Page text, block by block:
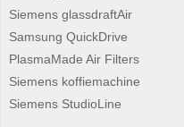
Siemens glassdraftAir
Samsung QuickDrive
PlasmaMade Air Filters
Siemens koffiemachine
Siemens StudioLine